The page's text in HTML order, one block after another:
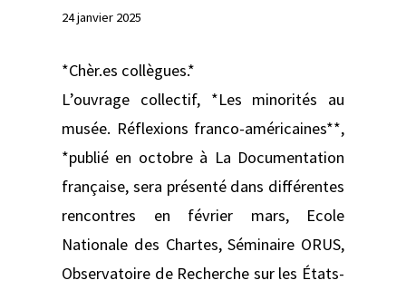
24 janvier 2025
*Chèr.es collègues.*
L’ouvrage collectif, *Les minorités au
musée. Réflexions franco-américaines**,
*publié en octobre à La Documentation
française, sera présenté dans différentes
rencontres en février mars, Ecole
Nationale des Chartes, Séminaire ORUS,
Observatoire de Recherche sur les États-